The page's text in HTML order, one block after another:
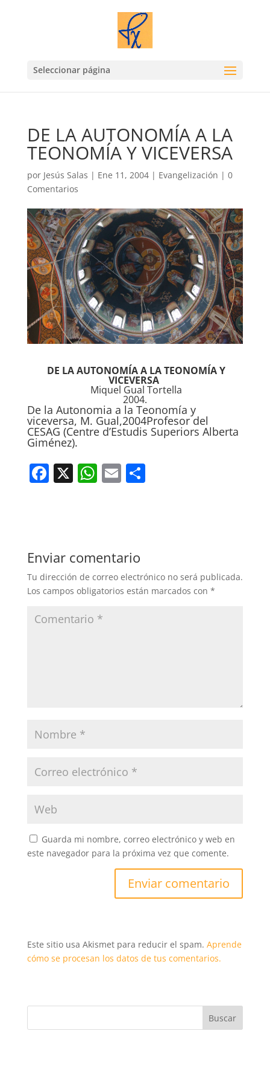
Seleccionar página
DE LA AUTONOMÍA A LA
TEONOMÍA Y VICEVERSA
por Jesús Salas | Ene 11, 2004| Evangelización | 0
Comentarios
DE LA AUTONOMÍA A LA TEONOMÍA Y
VICEVERSA
Miquel Gual Tortella
2004.
De la Autonomia a la Teonomía y
viceversa, M. Gual,2004Profesor del
CESAG (Centre d’Estudis Superiors Alberta
Giménez).
F
b
o
o
X W
A
p
p
E C
tir
Enviar comentario
Tu dirección de correo electrónico no será publicada.
Los campos obligatorios están marcados con *
Guarda mi nombre, correo electrónico y web en
este navegador para la próxima vez que comente.
Este sitio usa Akismet para reducir el spam. Aprende
cómo se procesan los datos de tus comentarios.